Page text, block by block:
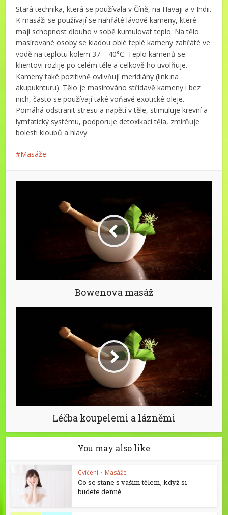
Stará technika, která se používala v Číně, na Havaji a v Indii.
K masáži se používají se nahřáté lávové kameny, které
mají schopnost dlouho v sobě kumulovat teplo. Na tělo
masírované osoby se kladou oblé teplé kameny zahřáté ve
vodě na teplotu kolem 37 – 40°C. Teplo kamenů se
klientovi rozlije po celém těle a celkově ho uvolňuje.
Kameny také pozitivně ovlivňují meridiány (link na
akupuknturu). Tělo je masírováno střídavě kameny i bez
nich, často se používají také voňavé exotické oleje.
Pomáhá odstranit stresu a napětí v těle, stimuluje krevní a
lymfatický systému, podporuje detoxikaci těla, zmírňuje
bolesti kloubů a hlavy.
Masáže
Bowenova masáž
Léčba koupelemi a lázněmi
You may also like
Cvičení • Masáže
Co se stane s vaším tělem, když si
budete denně...